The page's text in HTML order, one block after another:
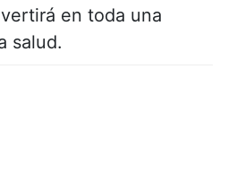
en toda una
salud.